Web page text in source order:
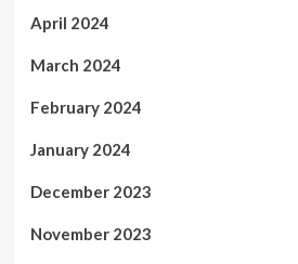
April 2024
March 2024
February 2024
January 2024
December 2023
November 2023